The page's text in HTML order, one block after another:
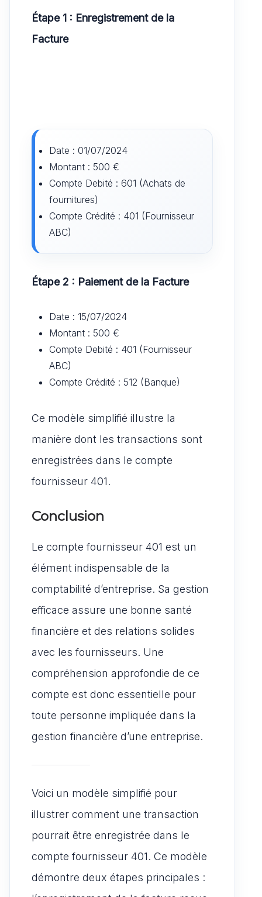
Étape 1 : Enregistrement de la
Facture
Date : 01/07/2024
Montant : 500 €
Compte Debité : 601 (Achats de
fournitures)
Compte Crédité : 401 (Fournisseur
ABC)
Étape 2 : Paiement de la Facture
Date : 15/07/2024
Montant : 500 €
Compte Debité : 401 (Fournisseur
ABC)
Compte Crédité : 512 (Banque)
Ce modèle simplifié illustre la
manière dont les transactions sont
enregistrées dans le compte
fournisseur 401.
Conclusion
Le compte fournisseur 401 est un
élément indispensable de la
comptabilité d’entreprise. Sa gestion
efficace assure une bonne santé
financière et des relations solides
avec les fournisseurs. Une
compréhension approfondie de ce
compte est donc essentielle pour
toute personne impliquée dans la
gestion financière d’une entreprise.
Voici un modèle simplifié pour
illustrer comment une transaction
pourrait être enregistrée dans le
compte fournisseur 401. Ce modèle
démontre deux étapes principales :